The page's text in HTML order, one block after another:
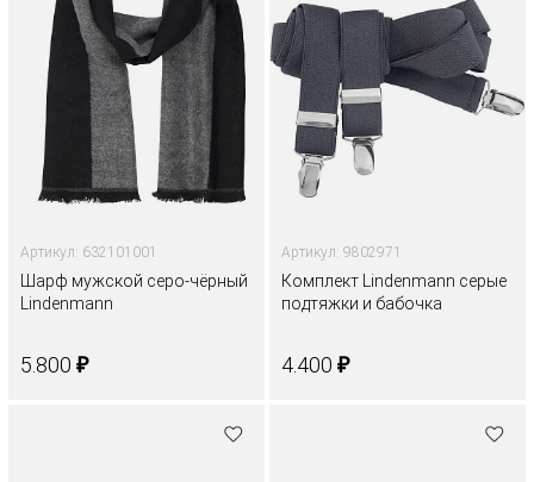
Артикул: 632101001
Шарф мужской серо-чёрный
Lindenmann
5.800 ₽
Артикул: 9802971
Комплект Lindenmann серые
подтяжки и бабочка
4.400 ₽